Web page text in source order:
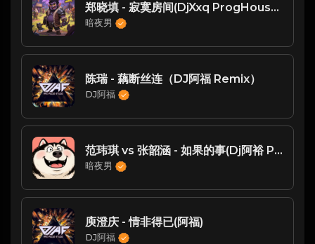
郑晓填 - 寂寞房间(DjXxq ProgHouse Rmx 2024 无心睡眠鼓)
暗夜男
陈瑞 - 藕断丝连（DJ阿福 Remix）
DJ阿福
范玮琪 vs 张韶涵 - 如果的事(Dj阿裕 ProgHouse Rmx 2025)
暗夜男
庾澄庆 - 情非得已(阿福)
DJ阿福